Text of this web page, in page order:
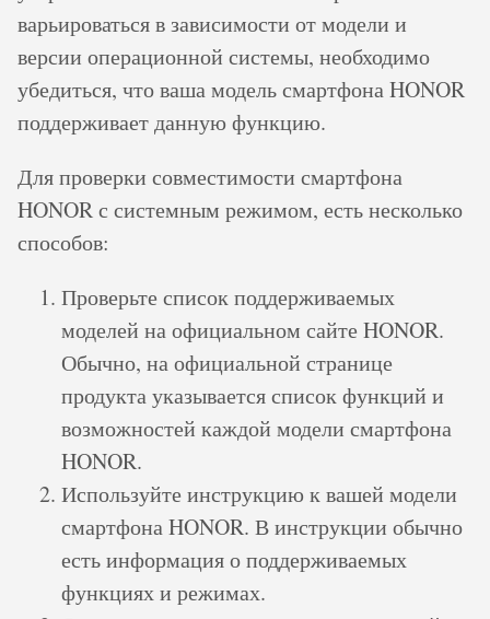
варьироваться в зависимости от модели и
версии операционной системы, необходимо
убедиться, что ваша модель смартфона HONOR
поддерживает данную функцию.
Для проверки совместимости смартфона
HONOR с системным режимом, есть несколько
способов:
Проверьте список поддерживаемых
моделей на официальном сайте HONOR.
Обычно, на официальной странице
продукта указывается список функций и
возможностей каждой модели смартфона
HONOR.
Используйте инструкцию к вашей модели
смартфона HONOR. В инструкции обычно
есть информация о поддерживаемых
функциях и режимах.